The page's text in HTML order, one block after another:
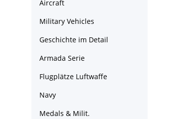
Aircraft
Military Vehicles
Geschichte im Detail
Armada Serie
Flugplätze Luftwaffe
Navy
Medals & Milit.